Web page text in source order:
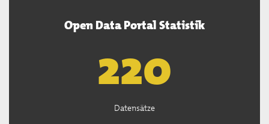
Open Data Portal Statistik
222
Datensätze